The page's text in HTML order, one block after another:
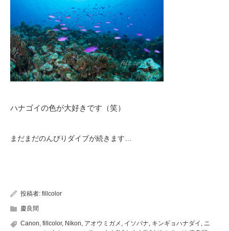
ハナゴイの色が大好きです（笑）
まだまだのんびりダイブが続きます…
投稿者: fillcolor
慶良間
Canon fillcolor, Nikon アオウミガメ イソバナ キンギョハナダイ
ニ